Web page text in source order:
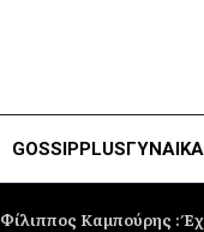
GOSSIPPLUSΓΥΝΑΙΚΑ
Φίλιππος Kαμπούρης :